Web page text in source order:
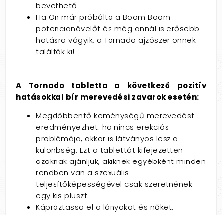
bevethető
Ha Ön már próbálta a Boom Boom
potencianövelőt és még annál is erősebb
hatásra vágyik, a Tornado ajzószer önnek
találták ki!
A Tornado tabletta a következő pozitív
hatásokkal bír merevedési zavarok esetén:
Megdöbbentő keménységű merevedést
eredményezhet: ha nincs erekciós
problémája, akkor is látványos lesz a
különbség. Ezt a tablettát kifejezetten
azoknak ajánljuk, akiknek egyébként minden
rendben van a szexuális
teljesítőképességével csak szeretnének
egy kis pluszt.
Kápráztassa el a lányokat és nőket: